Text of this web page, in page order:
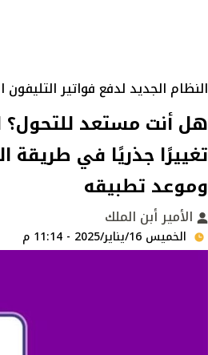
النظام الجديد لدفع فواتير
هل أنت مستعد
تغييرًا جذريًا في طريقة
وموعد تطبيقه
الأمير أبن الملك
الخميس 16/يناير/2025 - 11:14 م